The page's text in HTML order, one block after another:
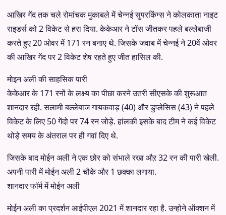
आखिर गेंद तक चले रोमांचक मुकाबले में चेन्नई सुपरकिंग्स ने कोलकाता नाइट
राइडर्स को 2 विकेट से हरा दिया. केकेआर ने टॉस जीतकर पहले बल्लेबाजी
करते हुए 20 ओवर में 171 रन बनाए थे. जिसके जवाब में चेन्नई ने 20वें ओवर
की आखिर गेंद पर 2 विकेट शेष रहते हुए जीत हासिल की.
मोइन अली की साहसिक पारी
केकेआर के 171 रनों के लक्ष्य का पीछा करने उतरी सीएसके की शुरूआत
शानदार रही. सलामी बल्लेबाज गायकवाड़ (40) और डुप्लेसिस (43) ने पहले
विकेट के लिए 50 गेंदो पर 74 रन जोड़े. हांलकी इसके बाद टीम ने कई विकेट
थोड़े समय के अंतराल पर ही गवां दिए थे.
जिसके बाद मोईन अली ने एक छोर को संभाले रखा औऱ 32 रन की पारी खेली.
अपनी पारी में मोईन अली 2 चौके और 1 छक्का लगाया.
शानदार फॉर्म में मोईन अली
मोईन अली का प्रदर्शन आईपीएल 2021 में शानदार रहा है. उन्होने ऑक्शन में